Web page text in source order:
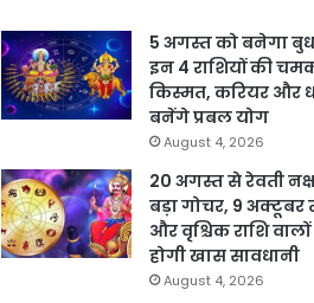
5 अगस्त को बनेगा
इन 4 राशियों की
किस्मत, करियर और
बनेंगे प्रबल योग
August 4, 2026
20 अगस्त से रेवती
बड़ा गोचर, 9
और वृश्चिक राशि
होगी खास सावधानी
August 4, 2026